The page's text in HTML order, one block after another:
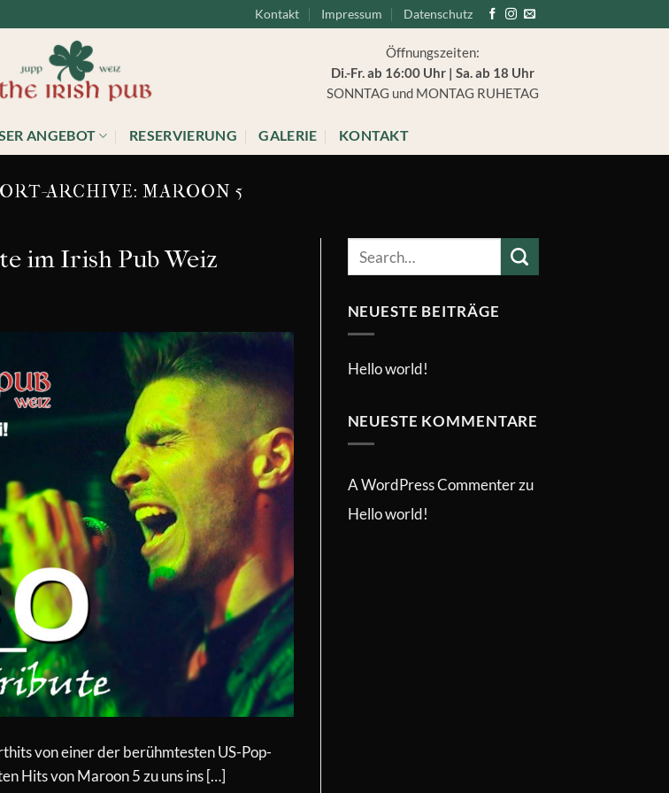
Kontakt Impressum Datenschutz
Öffnungszeiten:
Di.-Fr. ab 16:00 Uhr | Sa. ab 18 Uhr
SONNTAG und MONTAG RUHETAG
ANGEBOT RESERVIERUNG GALERIE KONTAKT
ARCHIVE:MAROON 5
im Irish Pub Weiz
von einer der berühmtesten US-Pop-
Hits von Maroon 5 zu uns ins […]
NEUESTE BEITRÄGE
Hello world!
NEUESTE KOMMENTARE
A WordPress Commenterzu
Hello world!